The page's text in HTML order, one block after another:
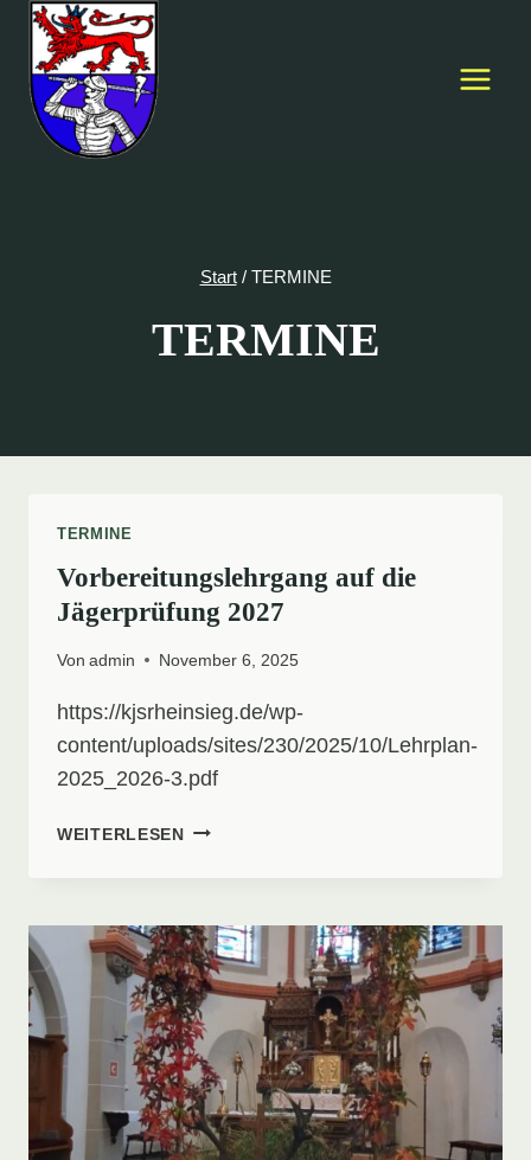
Zum
Inhalt
springen
Start / TERMINE
TERMINE
TERMINE
Vorbereitungslehrgang auf die
Jägerprüfung 2027
Von admin November 6, 2025
https://kjsrheinsieg.de/wp-
content/uploads/sites/230/2025/10/Lehrplan-
2025_2026-3.pdf
WEITERLESENVORBEREITUNGSLEHRGANG
2027